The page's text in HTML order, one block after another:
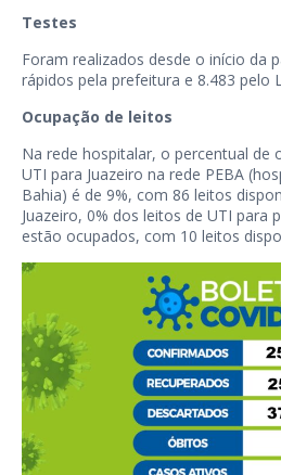
Testes
Foram realizados desde o início da
rápidos pela prefeitura e 8.483 pelo
Ocupação de leitos
Na rede hospitalar, o percentual de
UTI para Juazeiro na rede PEBA
Bahia) é de 9%, com 86 leitos
Juazeiro, 0% dos leitos de UTI para
estão ocupados, com 10 leitos